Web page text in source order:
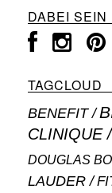
DABEI SEIN
TAGCLOUD
BENEFIT
CLINIQUE
DOUGLAS
LAUDER